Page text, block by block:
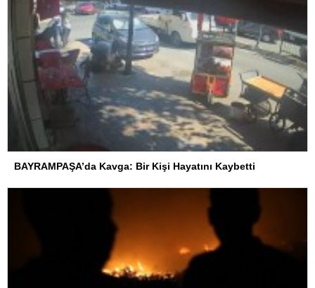
BAYRAMPAŞA’da Kavga: Bir Kişi Hayatını Kaybetti